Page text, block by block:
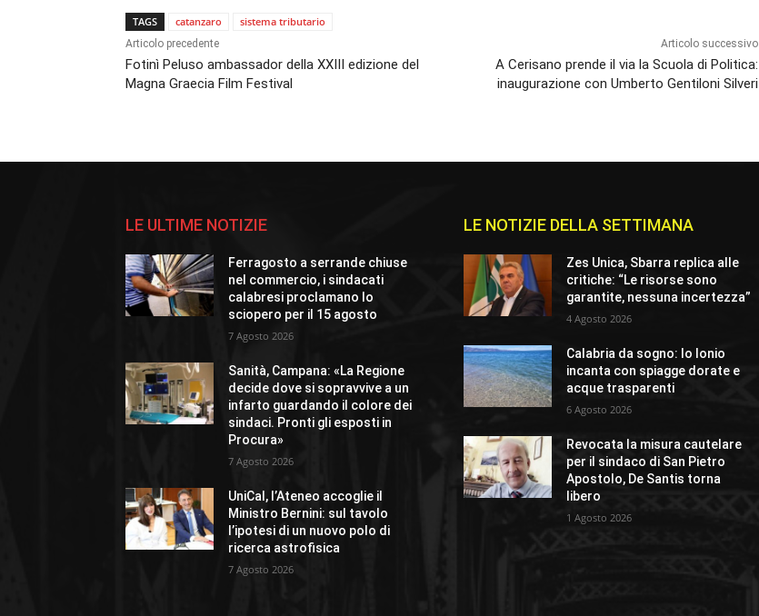
TAGS catanzaro sistema tributario
Articolo precedente
Fotinì Peluso ambassador della XXIII edizione del
Magna Graecia Film Festival
Articolo successivo
A Cerisano prende il via la Scuola di Politica:
inaugurazione con Umberto Gentiloni Silveri
LE ULTIME NOTIZIE
Ferragosto a serrande chiuse
nel commercio, i sindacati
calabresi proclamano lo
sciopero per il 15 agosto
7 Agosto 2026
Sanità, Campana: «La Regione
decide dove si sopravvive a un
infarto guardando il colore dei
sindaci. Pronti gli esposti in
Procura»
7 Agosto 2026
UniCal, l’Ateneo accoglie il
Ministro Bernini: sul tavolo
l’ipotesi di un nuovo polo di
ricerca astrofisica
7 Agosto 2026
LE NOTIZIE DELLA SETTIMANA
Zes Unica, Sbarra replica alle
critiche: “Le risorse sono
garantite, nessuna incertezza”
4 Agosto 2026
Calabria da sogno: lo Ionio
incanta con spiagge dorate e
acque trasparenti
6 Agosto 2026
Revocata la misura cautelare
per il sindaco di San Pietro
Apostolo, De Santis torna
libero
1 Agosto 2026